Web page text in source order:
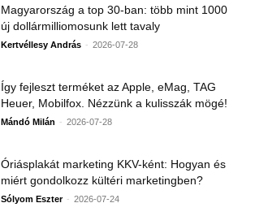
Magyarország a top 30-ban: több mint 1000
új dollármilliomosunk lett tavaly
Kertvéllesy András - 2026-07-28
Így fejleszt terméket az Apple, eMag, TAG
Heuer, Mobilfox. Nézzünk a kulisszák mögé!
Mándó Milán - 2026-07-28
Óriásplakát marketing KKV-ként: Hogyan és
miért gondolkozz kültéri marketingben?
Sólyom Eszter - 2026-07-24